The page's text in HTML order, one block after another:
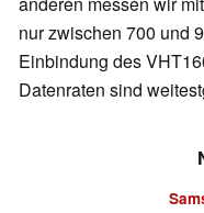
nur zwischen 700 und
Einbindung des
Datenraten sind